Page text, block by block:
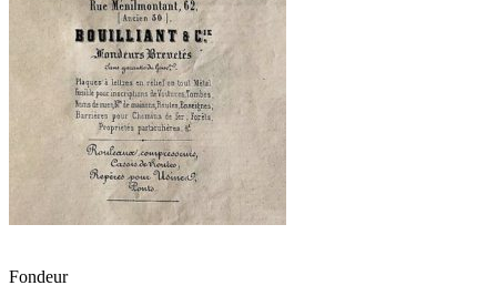
Fondeur